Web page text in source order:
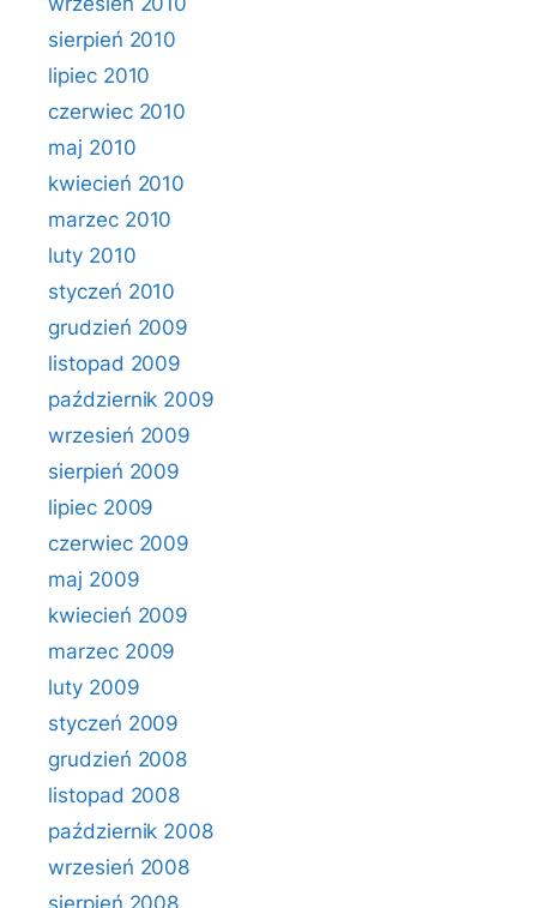
sierpień 2010
lipiec 2010
czerwiec 2010
maj 2010
kwiecień 2010
marzec 2010
luty 2010
styczeń 2010
grudzień 2009
listopad 2009
październik 2009
wrzesień 2009
sierpień 2009
lipiec 2009
czerwiec 2009
maj 2009
kwiecień 2009
marzec 2009
luty 2009
styczeń 2009
grudzień 2008
listopad 2008
październik 2008
wrzesień 2008
sierpień 2008